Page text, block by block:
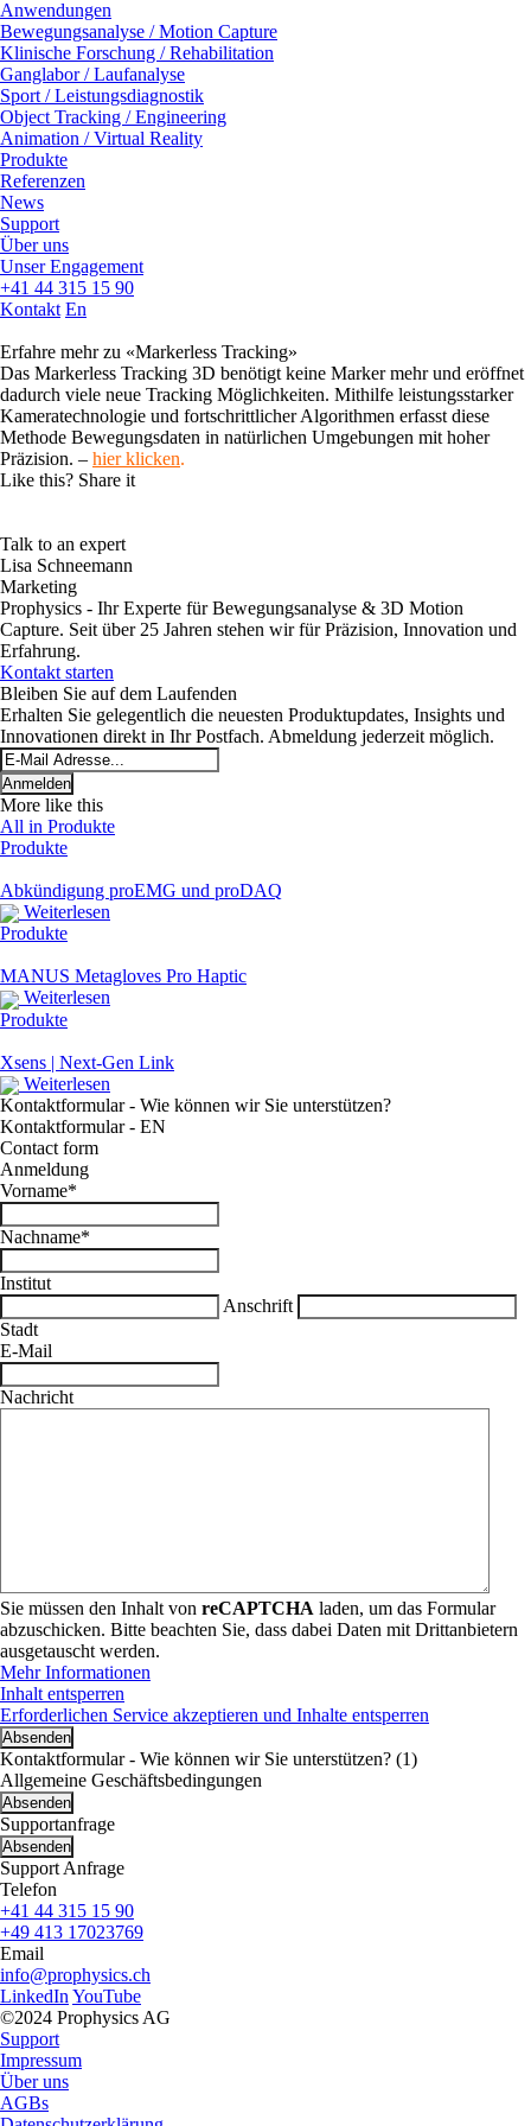
Anwendungen
Bewegungsanalyse / Motion Capture
Klinische Forschung / Rehabilitation
Ganglabor / Laufanalyse
Sport / Leistungsdiagnostik
Object Tracking / Engineering
Animation / Virtual Reality
Produkte
Referenzen
News
Support
Über uns
Unser Engagement
+41 44 315 15 90
Kontakt En
Erfahre mehr zu «Markerless Tracking»
Das Markerless Tracking 3D benötigt keine Marker mehr und eröffnet
dadurch viele neue Tracking Möglichkeiten. Mithilfe leistungsstarker
Kameratechnologie und fortschrittlicher Algorithmen erfasst diese
Methode Bewegungsdaten in natürlichen Umgebungen mit hoher
Präzision. – hier klicken.
Like this? Share it
Talk to an expert
Lisa Schneemann
Marketing
Prophysics - Ihr Experte für Bewegungsanalyse & 3D Motion
Capture. Seit über 25 Jahren stehen wir für Präzision, Innovation und
Erfahrung.
Kontakt starten
Bleiben Sie auf dem Laufenden
Erhalten Sie gelegentlich die neuesten Produktupdates, Insights und
Innovationen direkt in Ihr Postfach. Abmeldung jederzeit möglich.
*
indicates
required
Email
Address
*
More like this
All in Produkte
Produkte
Abkündigung proEMG und proDAQ
Weiterlesen
Produkte
MANUS Metagloves Pro Haptic
Weiterlesen
Produkte
Xsens | Next-Gen Link
Weiterlesen
Kontaktformular - Wie können wir Sie unterstützen?
Kontaktformular - EN
Contact form
Anmeldung
Vorname*
Nachname*
Institut
Anschrift
Stadt
E-Mail
Nachricht
Sie müssen den Inhalt von reCAPTCHA laden, um das Formular
abzuschicken. Bitte beachten Sie, dass dabei Daten mit Drittanbietern
ausgetauscht werden.
Mehr Informationen
Inhalt entsperren
Erforderlichen Service akzeptieren und Inhalte entsperren
Kontaktformular - Wie können wir Sie unterstützen? (1)
Allgemeine Geschäftsbedingungen
Supportanfrage
Support Anfrage
Telefon
+41 44 315 15 90
+49 413 17023769
Email
info@prophysics.ch
LinkedIn YouTube
©2024 Prophysics AG
Support
Impressum
Über uns
AGBs